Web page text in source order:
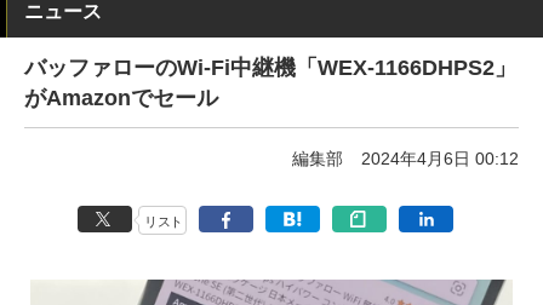
ニュース
バッファローのWi-Fi中継機「WEX-1166DHPS2」
がAmazonでセール
編集部 2024年4月6日 00:12
リスト